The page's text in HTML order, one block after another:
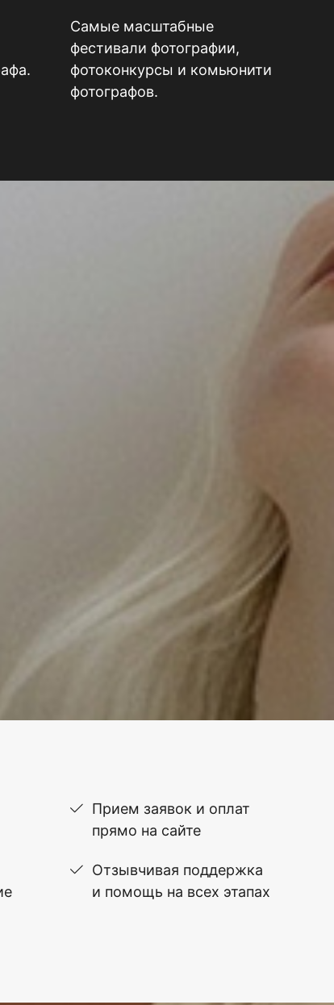
Самые масштабные
фестивали фотографии,
фотоконкурсы и комьюнити
фотографов.
Прием заявок и оплат
прямо на сайте
Отзывчивая поддержка
и помощь на всех этапах